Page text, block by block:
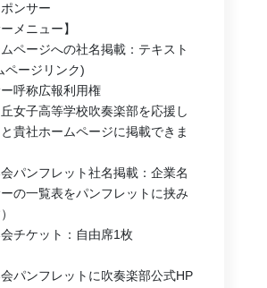
ンサー
メニュー】
ページへの社名掲載：テキスト
ページリンク)
呼称広報利用権
女子高等学校吹奏楽部を応援し
貴社ホームページに掲載できま
パンフレット社名掲載：企業名
ーの一覧表をパンフレットに挟み
チケット：自由席1枚
パンフレットに吹奏楽部公式HP